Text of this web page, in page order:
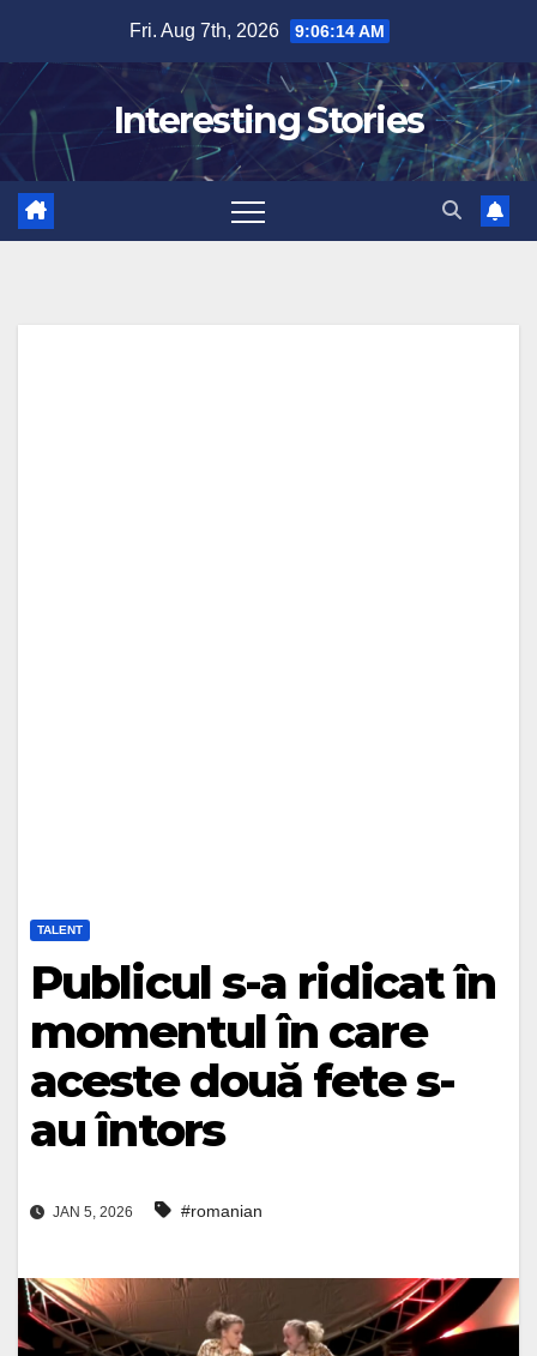
content
Fri. Aug 7th, 2026 9:06:15 AM
Interesting Stories
TALENT
Publicul s-a ridicat în
momentul în care
aceste două fete s-
au întors
JAN 5, 2026 #romanian